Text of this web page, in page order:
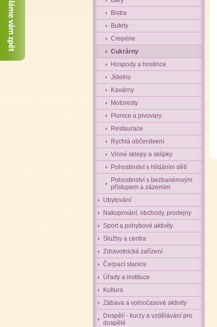
Bistra
Bufety
Crepérie
Cukrárny
Hospody a hostince
Jídelny
Kavárny
Motoresty
Pivnice a pivovary
Restaurace
Rychlá občerstvení
Vinné sklepy a sklípky
Pohostinství s hlídáním dětí
Pohostinství s bezbariérovým
přístupem a zázemím
Ubytování
Nakupování, obchody, prodejny
Sport a pohybové aktivity
Služby a centra
Zdravotnická zařízení
Čerpací stanice
Úřady a instituce
Kultura
Zábava a volnočasové aktivity
Dospělí - kurzy a vzdělávání pro
dospělé